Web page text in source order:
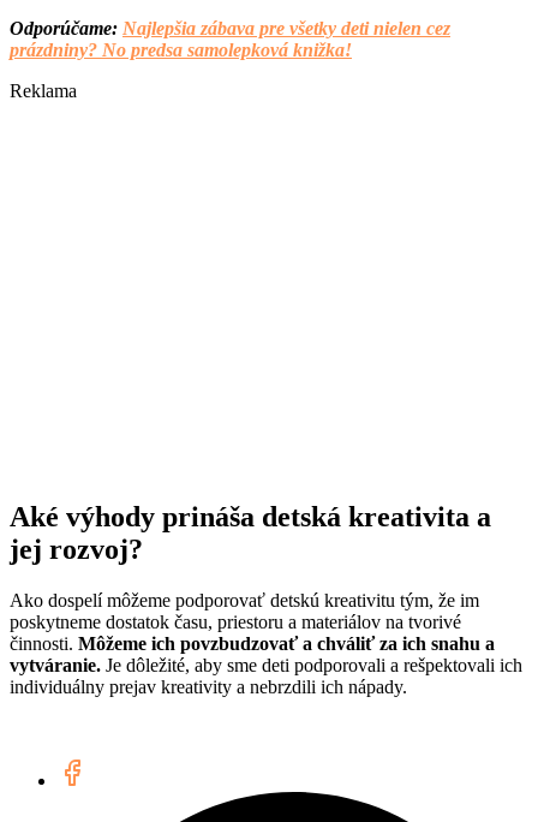
Odporúčame: Najlepšia zábava pre všetky deti nielen cez
prázdniny? No predsa samolepková knižka!
Reklama
Aké výhody prináša detská kreativita a
jej rozvoj?
Ako dospelí môžeme podporovať detskú kreativitu tým, že im
poskytneme dostatok času, priestoru a materiálov na tvorivé
činnosti. Môžeme ich povzbudzovať a chváliť za ich snahu a
vytváranie. Je dôležité, aby sme deti podporovali a rešpektovali ich
individuálny prejav kreativity a nebrzdili ich nápady.